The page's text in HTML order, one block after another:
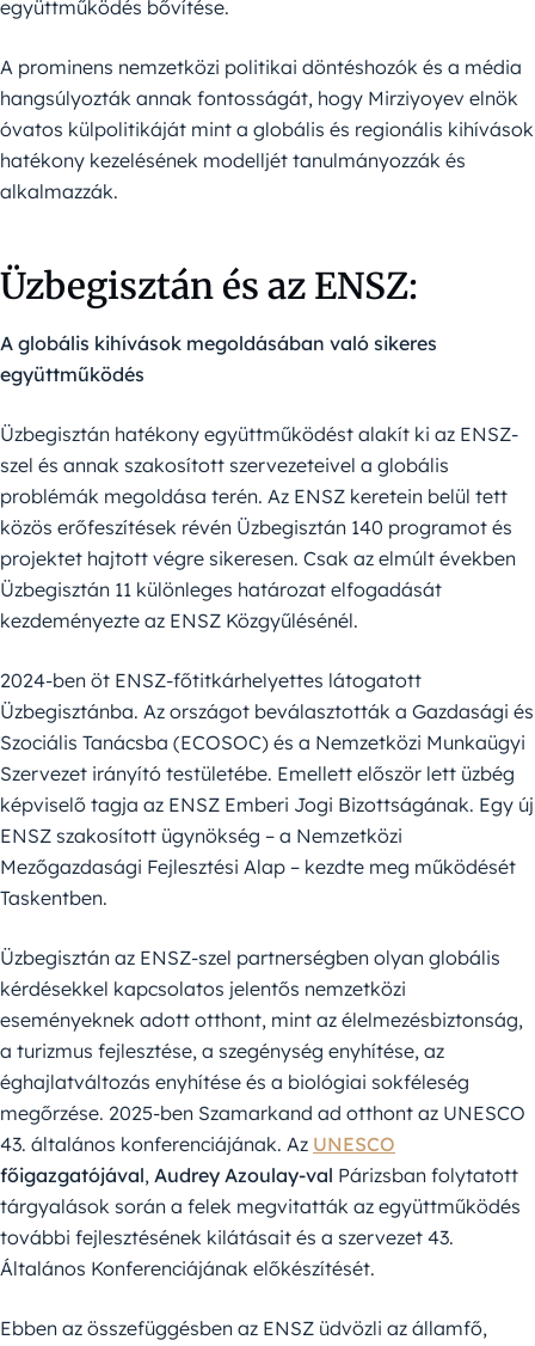
együttműködés bővítése.
A prominens nemzetközi politikai döntéshozók és a média
hangsúlyozták annak fontosságát, hogy Mirziyoyev elnök
óvatos külpolitikáját mint a globális és regionális kihívások
hatékony kezelésének modelljét tanulmányozzák és
alkalmazzák.
Üzbegisztán és az ENSZ:
A globális kihívások megoldásában való sikeres
együttműködés
Üzbegisztán hatékony együttműködést alakít ki az ENSZ-
szel és annak szakosított szervezeteivel a globális
problémák megoldása terén. Az ENSZ keretein belül tett
közös erőfeszítések révén Üzbegisztán 140 programot és
projektet hajtott végre sikeresen. Csak az elmúlt években
Üzbegisztán 11 különleges határozat elfogadását
kezdeményezte az ENSZ Közgyűlésénél.
2024-ben öt ENSZ-főtitkárhelyettes látogatott
Üzbegisztánba. Az országot beválasztották a Gazdasági és
Szociális Tanácsba (ECOSOC) és a Nemzetközi Munkaügyi
Szervezet irányító testületébe. Emellett először lett üzbég
képviselő tagja az ENSZ Emberi Jogi Bizottságának. Egy új
ENSZ szakosított ügynökség – a Nemzetközi
Mezőgazdasági Fejlesztési Alap – kezdte meg működését
Taskentben.
Üzbegisztán az ENSZ-szel partnerségben olyan globális
kérdésekkel kapcsolatos jelentős nemzetközi
eseményeknek adott otthont, mint az élelmezésbiztonság,
a turizmus fejlesztése, a szegénység enyhítése, az
éghajlatváltozás enyhítése és a biológiai sokféleség
megőrzése. 2025-ben Szamarkand ad otthont az UNESCO
43. általános konferenciájának. Az UNESCO
főigazgatójával, Audrey Azoulay-val Párizsban folytatott
tárgyalások során a felek megvitatták az együttműködés
további fejlesztésének kilátásait és a szervezet 43.
Általános Konferenciájának előkészítését.
Ebben az összefüggésben az ENSZ üdvözli az államfő,